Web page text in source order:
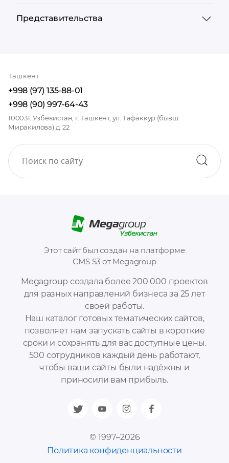
Megagroup создала более 200 000 проектов
для разных направлений бизнеса за 25 лет
своей работы.
Наш каталог готовых тематических сайтов,
позволяет нам запускать сайты в короткие
сроки и сохранять для вас доступные цены.
500 сотрудников каждый день работают,
чтобы ваши сайты были надёжны и
приносили вам прибыль.
© 1997–2026
Политика конфиденциальности
Этот сайт был создан на платформе
CMS S3 от Megagroup
Представительства
Ташкент
+998 (97) 135-88-01
+998 (90) 997-64-43
100031, Узбекистан, г. Ташкент, ул. Тафаккур (бывш.
Миракилова) д. 22